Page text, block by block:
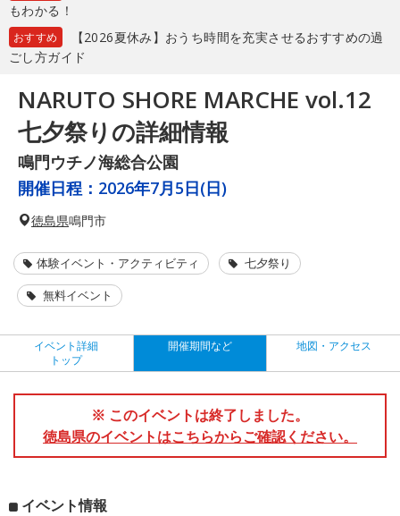
もわかる！
おすすめ
【2026夏休み】おうち時間を充実させるおすすめの過
ごし方ガイド
NARUTO SHORE MARCHE vol.12
七夕祭りの詳細情報
鳴門ウチノ海総合公園
開催日程： 2026年7月5日(日)
徳島県鳴門市
体験イベント・アクティビティ
七夕祭り
無料イベント
イベント詳細
トップ
開催期間など 地図・アクセス
※ このイベントは終了しました。
徳島県のイベントはこちらからご確認ください。
イベント情報